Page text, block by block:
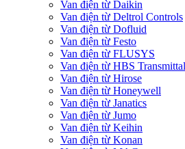
Van điện từ Daikin
Van điện từ Deltrol Controls
Van điện từ Dofluid
Van điện từ Festo
Van điện từ FLUSYS
Van điện từ HBS Transmittal
Van điện từ Hirose
Van điện từ Honeywell
Van điện từ Janatics
Van điện từ Jumo
Van điện từ Keihin
Van điện từ Konan